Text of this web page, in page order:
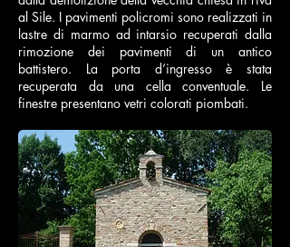
al Sile. I pavimenti policromi sono realizzati in
lastre di marmo ad intarsio recuperati dalla
rimozione dei pavimenti di un antico
battistero. La porta d’ingresso è stata
recuperata da una cella conventuale. Le
finestre presentano vetri colorati piombati.